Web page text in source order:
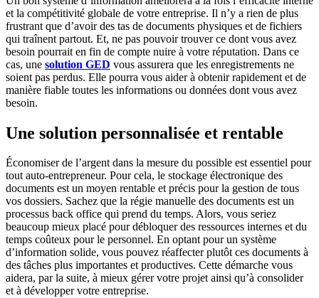
et la compétitivité globale de votre entreprise. Il n’y a rien de plus
frustrant que d’avoir des tas de documents physiques et de fichiers
qui traînent partout. Et, ne pas pouvoir trouver ce dont vous avez
besoin pourrait en fin de compte nuire à votre réputation. Dans ce
cas, une solution GED vous assurera que les enregistrements ne
soient pas perdus. Elle pourra vous aider à obtenir rapidement et de
manière fiable toutes les informations ou données dont vous avez
besoin.
Une solution personnalisée et rentable
Économiser de l’argent dans la mesure du possible est essentiel pour
tout auto-entrepreneur. Pour cela, le stockage électronique des
documents est un moyen rentable et précis pour la gestion de tous
vos dossiers. Sachez que la régie manuelle des documents est un
processus back office qui prend du temps. Alors, vous seriez
beaucoup mieux placé pour débloquer des ressources internes et du
temps coûteux pour le personnel. En optant pour un système
d’information solide, vous pouvez réaffecter plutôt ces documents à
des tâches plus importantes et productives. Cette démarche vous
aidera, par la suite, à mieux gérer votre projet ainsi qu’à consolider
et à développer votre entreprise.